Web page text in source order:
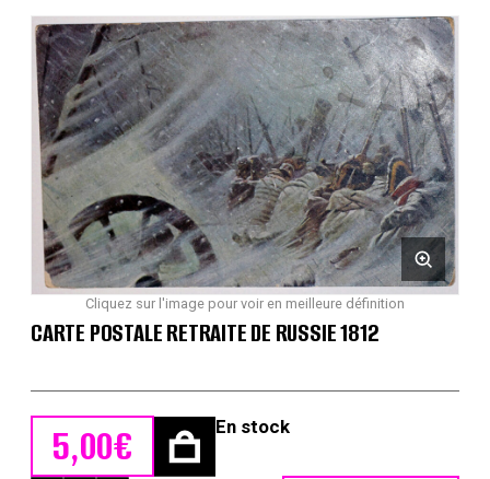
Cliquez sur l'image pour voir en meilleure définition
CARTE POSTALE RETRAITE DE RUSSIE 1812
5,00€ En stock